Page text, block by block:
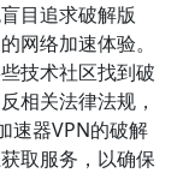
目追求破解版
网络加速体验。
技术社区找到破
相关法律法规，
速器VPN的破解
取服务，以确保